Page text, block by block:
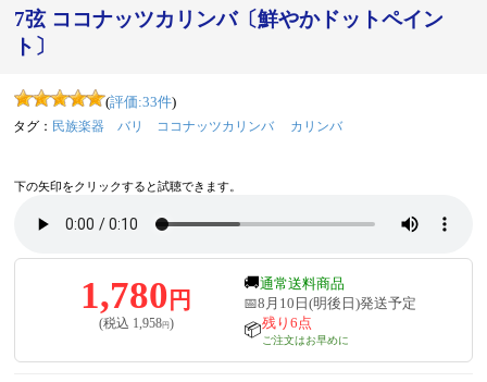
7弦 ココナッツカリンバ〔鮮やかドットペイン
ト〕
(評価:33件)
タグ： 民族楽器 バリ ココナッツカリンバ カリンバ
下の矢印をクリックすると試聴できます。
1,780 円
(税込 1,958円)
🚚通常送料商品
📅8月10日(明後日)発送予定
📦残り6点
ご注文はお早めに